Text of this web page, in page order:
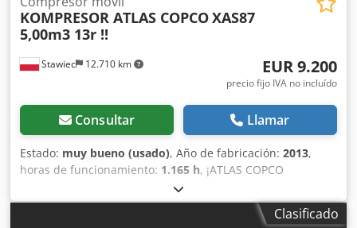
Stawiec 12.710 km
KOMPRESOR ATLAS COPCOXAS87
5,00m3 13r !!
EUR 9.200
precio fijo IVA no incluído
Consultar Llamar
Estado: muy bueno (usado), Año de fabricación: 2013,
horas de funcionamiento: 1.165 h, ¡ATLAS COPCO
COMPRESOR XAS87 5,00m3 13r ! DIESEL compresor ATLAS
COPCO XAS87 máquina después del servicio Djdpstu E
Eyjfx Ad Iowa Datos técnicos: capacidad 5.00 m3/min;Clasificado